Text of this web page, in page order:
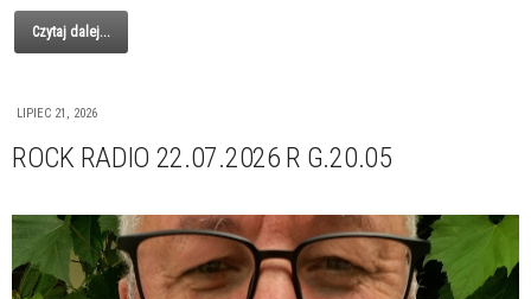
Czytaj dalej...
LIPIEC 21, 2026
ROCK RADIO 22.07.2026 R G.20.05